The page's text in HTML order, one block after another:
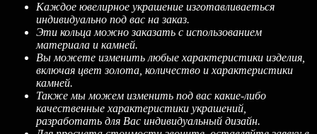
Каждое ювелирное украшение изготавливаеться
индивидуально под вас на заказ.
Эти кольца можно заказать с использованием
материала и камней.
Вы можете изменить любые характеристики изделия,
включая цвет золота, количество и характеристики
камней.
Также мы можем изменить под вас какие-либо
качественные характеристики украшений,
разработать для Вас индивидуальный дизайн.